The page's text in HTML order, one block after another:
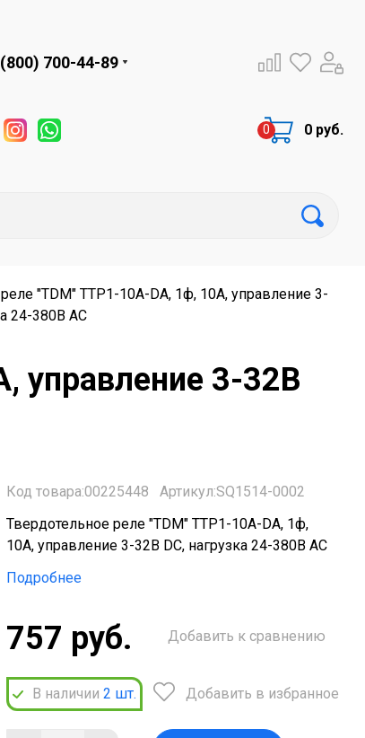
700-44-89
0 руб.
"TDM" ТТР1-10А-DА, 1ф, 10А, управление 3-
24-380В АС
управление 3-32В
Код товара:00225448
Артикул:SQ1514-0002
Твердотельное реле "TDM" ТТР1-10А-DА, 1ф,
10А, управление 3-32В DС, нагрузка 24-380В АС
Подробнее
757 руб.
В наличии 2 шт.
Добавить к сравнению
Добавить в избранное